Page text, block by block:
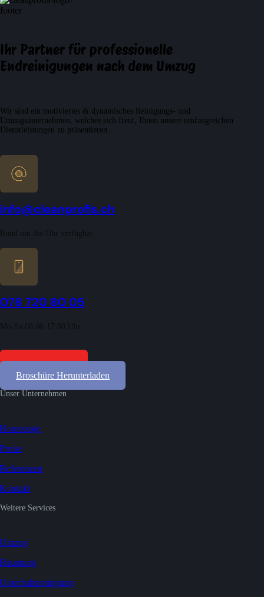
Ihr Partner für professionelle
Endreinigungen nach dem Umzug
Wir sind ein motiviertes & dynamisches Reinigungs- und
Umzugsunternehmen, welches sich freut, Ihnen unsere umfangreichen
Dienstleistungen zu präsentieren.
info@cleanprofis.ch
078 720 80 05
Gratis Offerten
Broschüre Herunterladen
Unser Unternehmen
Homepage
Preise
Referenzen
Kontakt
Weitere Services
Umzug
Räumung
Unterhaltsreinigung